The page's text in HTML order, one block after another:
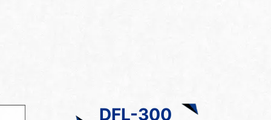
DFL-300